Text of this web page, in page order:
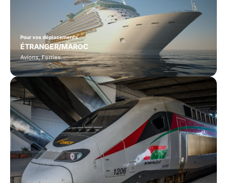
Pour vos déplacements
ÉTRANGER/MAROC
Avions, Ferries…